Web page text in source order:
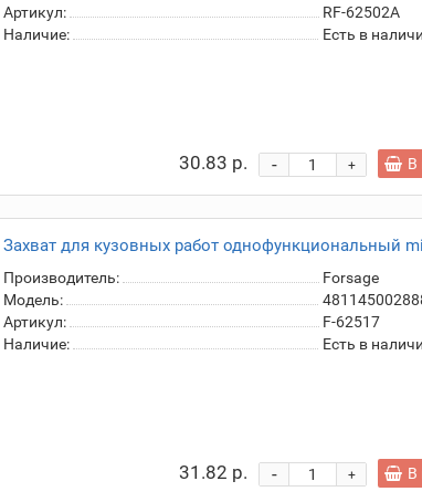
Артикул:
RF-62502A
Наличие:
Есть в
30.83 р. +
- В
Захват для кузовных работ однофункциональный
Производитель:
Forsage
Модель:
Артикул:
F-62517
Наличие:
Есть в
31.82 р. +
- В